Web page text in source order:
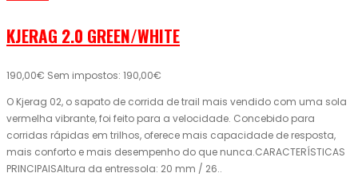
KJERAG 2.0 GREEN/WHITE
190,00€ Sem impostos: 190,00€
O Kjerag 02, o sapato de corrida de trail mais vendido com uma sola
vermelha vibrante, foi feito para a velocidade. Concebido para
corridas rápidas em trilhos, oferece mais capacidade de resposta,
mais conforto e mais desempenho do que nunca.CARACTERÍSTICAS
PRINCIPAISAltura da entressola: 20 mm / 26..